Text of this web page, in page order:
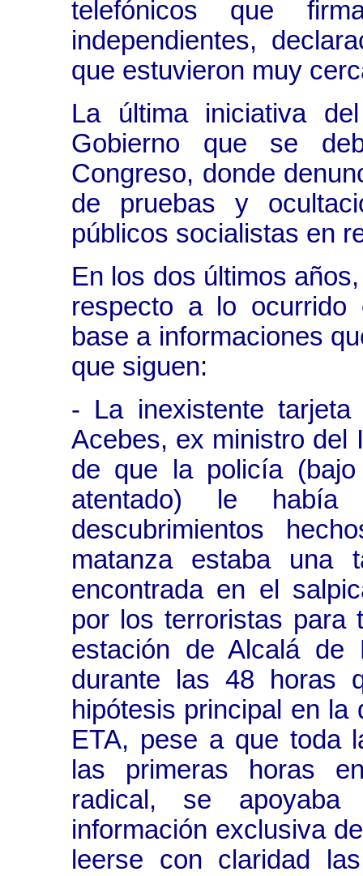
telefónicos que
independientes,
que estuvieron muy
La última iniciativa
Gobierno que se
Congreso, donde
de pruebas y
públicos socialistas en
En los dos últimos
respecto a lo
base a informaciones
que siguen:
- La inexistente tarjeta
Acebes, ex ministro del
de que la policía
atentado) le
descubrimientos
matanza estaba una
encontrada en el
por los terroristas para
estación de Alcalá de
durante las 48 horas
hipótesis principal en
ETA, pese a que toda
las primeras horas
radical, se
información exclusiva
leerse con claridad